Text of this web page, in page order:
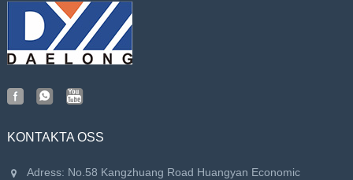
KONTAKTA OSS
Adress: No.58 Kangzhuang Road Huangyan Economic